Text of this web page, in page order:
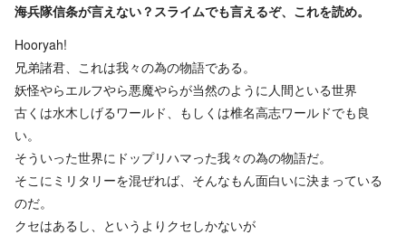
海兵隊信条が言えない？スライムでも言えるぞ、これを読め。
Hooryah!
兄弟諸君、これは我々の為の物語である。
妖怪やらエルフやら悪魔やらが当然のように人間といる世界
古くは水木しげるワールド、もしくは椎名高志ワールドでも良
い。
そういった世界にドップリハマった我々の為の物語だ。
そこにミリタリーを混ぜれば、そんなもん面白いに決まっている
のだ。
クセはあるし、というよりクセしかないが